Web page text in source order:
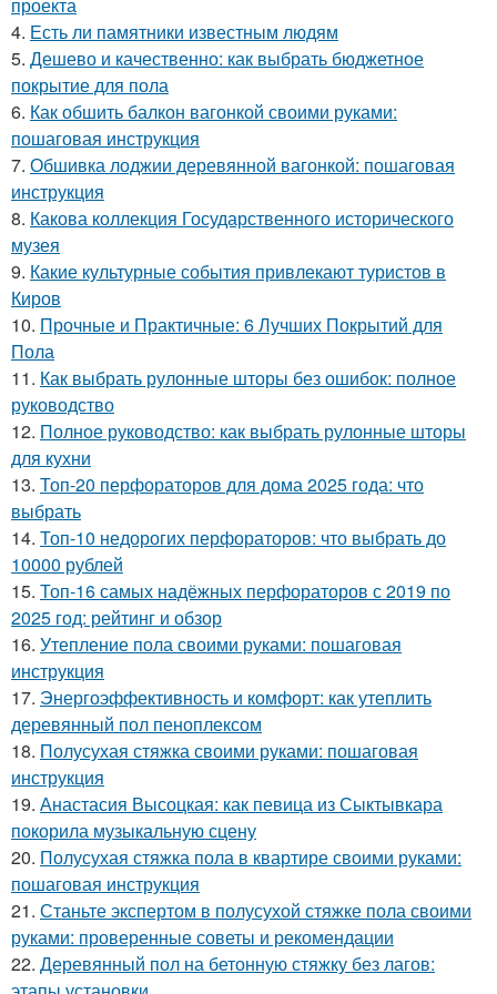
4. Есть ли памятники известным людям
5. Дешево и качественно: как выбрать бюджетное
покрытие для пола
6. Как обшить балкон вагонкой своими руками:
пошаговая инструкция
7. Обшивка лоджии деревянной вагонкой: пошаговая
инструкция
8. Какова коллекция Государственного исторического
музея
9. Какие культурные события привлекают туристов в
Киров
10. Прочные и Практичные: 6 Лучших Покрытий для
Пола
11. Как выбрать рулонные шторы без ошибок: полное
руководство
12. Полное руководство: как выбрать рулонные шторы
для кухни
13. Топ-20 перфораторов для дома 2025 года: что
выбрать
14. Топ-10 недорогих перфораторов: что выбрать до
10000 рублей
15. Топ-16 самых надёжных перфораторов с 2019 по
2025 год: рейтинг и обзор
16. Утепление пола своими руками: пошаговая
инструкция
17. Энергоэффективность и комфорт: как утеплить
деревянный пол пеноплексом
18. Полусухая стяжка своими руками: пошаговая
инструкция
19. Анастасия Высоцкая: как певица из Сыктывкара
покорила музыкальную сцену
20. Полусухая стяжка пола в квартире своими руками:
пошаговая инструкция
21. Станьте экспертом в полусухой стяжке пола своими
руками: проверенные советы и рекомендации
22. Деревянный пол на бетонную стяжку без лагов: